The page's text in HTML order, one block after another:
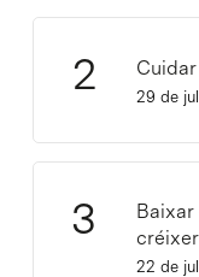
29 de
créixer
22 de